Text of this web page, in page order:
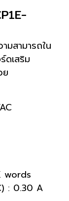
มสามารถใน
ดเสริม
ย
words
: 0.30 A